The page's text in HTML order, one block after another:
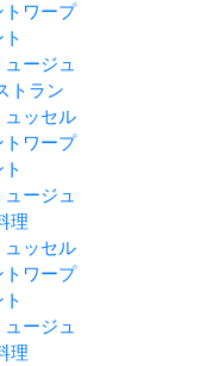
トワープ
ュージュ
トラン
ュッセル
トワープ
ュージュ
理
ュッセル
トワープ
ュージュ
理